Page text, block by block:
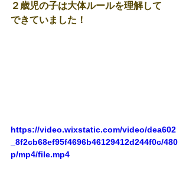
２歳児の子は大体ルールを理解して
できていました！
https://video.wixstatic.com/video/dea602
_8f2cb68ef95f4696b46129412d244f0c/480
p/mp4/file.mp4